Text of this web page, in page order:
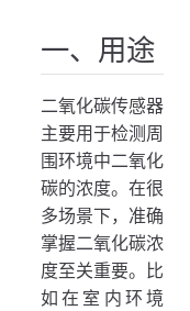
二、常见分类
红外二氧化碳传感器
三、技术原理
红外吸收原理
电化学原理
四、应用场景
室内环境监测
一、用途
二氧化碳传感器
主要用于检测周
围环境中二氧化
碳的浓度。在很
多场景下，准确
掌握二氧化碳浓
度至关重要。比
如在室内环境